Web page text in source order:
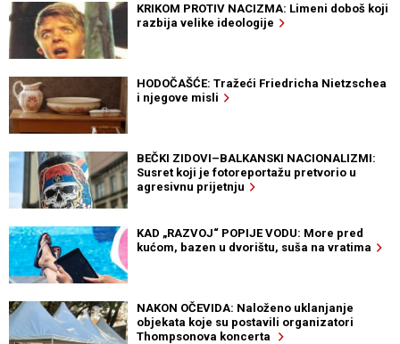
KRIKOM PROTIV NACIZMA: Limeni doboš koji
razbija velike ideologije
HODOČAŠĆE: Tražeći Friedricha Nietzschea
i njegove misli
BEČKI ZIDOVI–BALKANSKI NACIONALIZMI:
Susret koji je fotoreportažu pretvorio u
agresivnu prijetnju
KAD „RAZVOJ“ POPIJE VODU: More pred
kućom, bazen u dvorištu, suša na vratima
NAKON OČEVIDA: Naloženo uklanjanje
objekata koje su postavili organizatori
Thompsonova koncerta